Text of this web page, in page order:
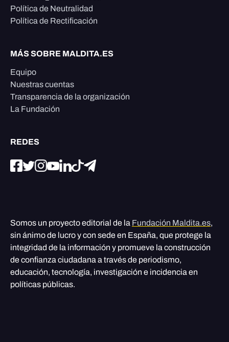
Política de Neutralidad
Política de Rectificación
MÁS SOBRE MALDITA.ES
Equipo
Nuestras cuentas
Transparencia de la organización
La Fundación
REDES
Somos un proyecto editorial de la Fundación Maldita.es,
sin ánimo de lucro y con sede en España, que protege la
integridad de la información y promueve la construcción
de confianza ciudadana a través de periodismo,
educación, tecnología, investigación e incidencia en
políticas públicas.